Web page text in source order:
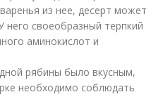
из нее, десерт может
него своеобразный терпкий
аминокислот и
рябины было вкусным,
необходимо соблюдать